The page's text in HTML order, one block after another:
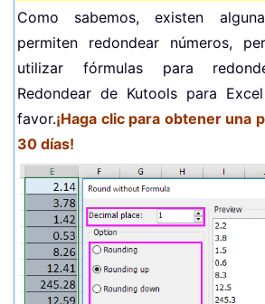
Como sabemos, existen
permiten redondear números,
utilizar fórmulas para
Redondear de Kutools para
favor.¡Haga clic para obtener una
30 días!